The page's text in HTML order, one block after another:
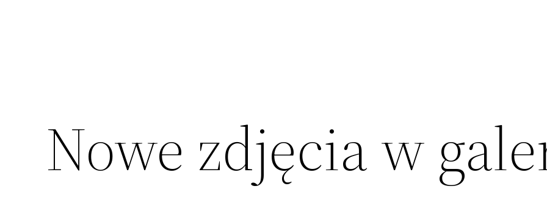
Nowe zdjęcia w